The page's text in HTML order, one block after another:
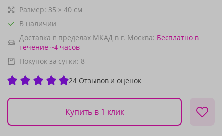
Размер: 35 × 40 см
В наличии
Доставка в пределах МКАД в г. Москва: Бесплатно в
течение ~4 часов
Покупок за сутки: 8
24 Отзывов и оценок
Купить в 1 клик